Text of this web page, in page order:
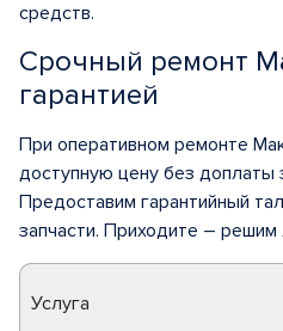
средств.
Срочный ремонт
гарантией
При оперативном ремонте
доступную цену без доплаты
Предоставим гарантийный
запчасти. Приходите –
Услуга